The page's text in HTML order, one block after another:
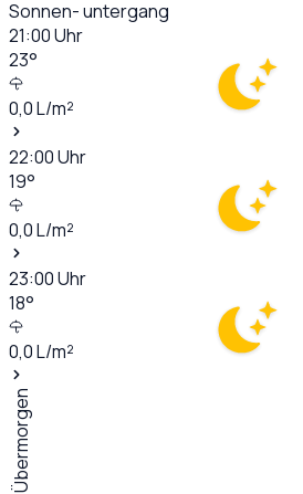
Sonnen- untergang
21:00Uhr
23°
0,0L/m²
22:00Uhr
19°
0,0L/m²
23:00Uhr
18°
0,0L/m²
Übermorgen